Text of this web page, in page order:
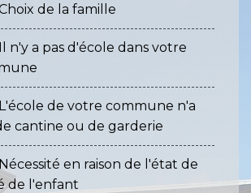
de la famille
Il n'y a pas d'école dans votre
L'école de votre commune n'a
cantine ou de garderie
en raison de l'état de
de l'enfant